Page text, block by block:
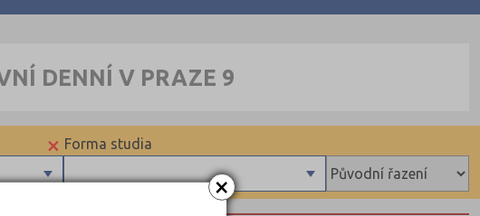
×
DENNÍ V PRAZE 9
Forma studia
×